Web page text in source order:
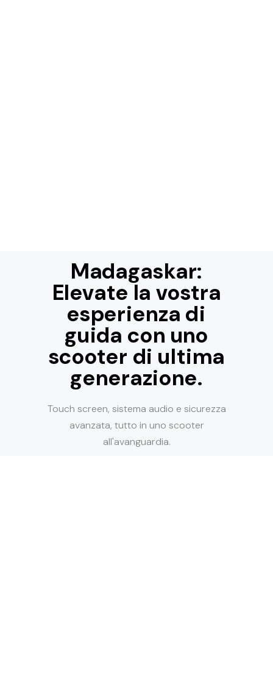
Madagaskar:
Elevate la vostra
esperienza di
guida con uno
scooter di ultima
generazione.
Touch screen, sistema audio e sicurezza
avanzata, tutto in uno scooter
all'avanguardia.